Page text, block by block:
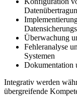
Überwachung
Fehleranalyse
Systemen
Dokumentation
Integrativ werden
übergreifende